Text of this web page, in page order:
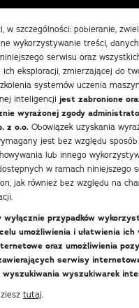
w szczególności: pobieranie,
wykorzystywanie treści,
serwisu oraz
eksploracji, zmierzającej do
systemów uczenia
inteligencji jest zabronione
wyrażonej zgody
z o.o. Obowiązek uzyskania
jest bez względu sposób
lub innego
w ramach niniejszego
jak również bez względu na
przypadków
umożliwienia i ułatwienia ich
oraz umożliwienia
serwisy
wyszukiwania wyszukiwarek
tutaj.